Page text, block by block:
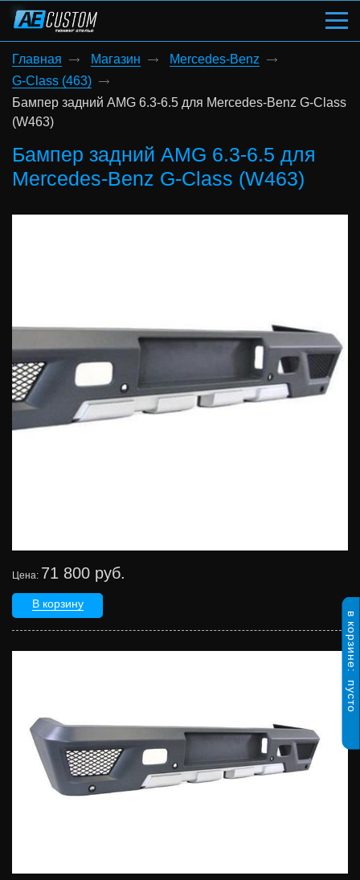
в корзине:
пусто
Главная Магазин
Mercedes-Benz
G-Class (463)
Бампер задний AMG 6.3-6.5 для Mercedes-Benz G-Class
(W463)
Бампер задний AMG 6.3-6.5 для
Mercedes-Benz G-Class (W463)
Цена: 71 800 руб.
В корзину